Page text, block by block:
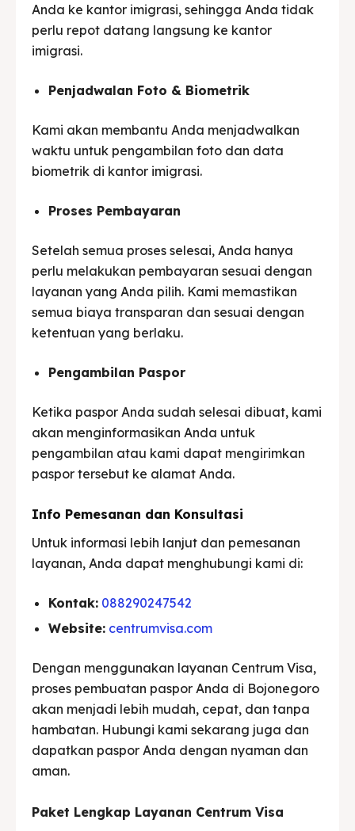
Anda ke kantor imigrasi, sehingga Anda tidak
perlu repot datang langsung ke kantor
imigrasi.
Penjadwalan Foto & Biometrik
Kami akan membantu Anda menjadwalkan
waktu untuk pengambilan foto dan data
biometrik di kantor imigrasi.
Proses Pembayaran
Setelah semua proses selesai, Anda hanya
perlu melakukan pembayaran sesuai dengan
layanan yang Anda pilih. Kami memastikan
semua biaya transparan dan sesuai dengan
ketentuan yang berlaku.
Pengambilan Paspor
Ketika paspor Anda sudah selesai dibuat, kami
akan menginformasikan Anda untuk
pengambilan atau kami dapat mengirimkan
paspor tersebut ke alamat Anda.
Info Pemesanan dan Konsultasi
Untuk informasi lebih lanjut dan pemesanan
layanan, Anda dapat menghubungi kami di:
Kontak: 088290247542
Website: centrumvisa.com
Dengan menggunakan layanan Centrum Visa,
proses pembuatan paspor Anda di Bojonegoro
akan menjadi lebih mudah, cepat, dan tanpa
hambatan. Hubungi kami sekarang juga dan
dapatkan paspor Anda dengan nyaman dan
aman.
Paket Lengkap Layanan Centrum Visa